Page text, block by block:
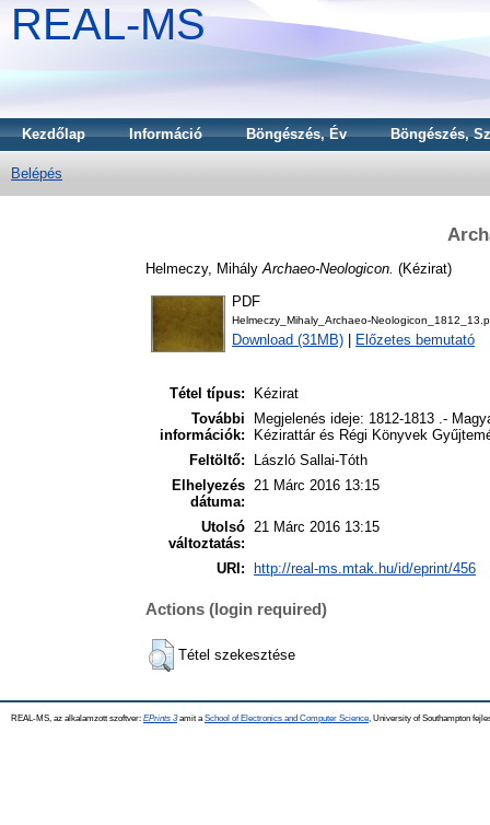
REAL-MS
Kezdőlap Információ Böngészés, Év Böngészés,
Belépés
Helmeczy, Mihály Archaeo-Neologicon. (Kézirat)
PDF
Helmeczy_Mihaly_Archaeo-
Download (31MB) Előzetes bemutató
Tétel típus:
Kézirat
További
információk:
Megjelenés ideje: 1812-1813 .-
Kézirattár és Régi Könyvek
Feltöltő:
László Sallai-Tóth
Elhelyezés
dátuma:
21 Márc 2016 13:15
Utolsó
változtatás:
21 Márc 2016 13:15
URI: http://real-ms.mtak.hu/id/eprint/456
Actions (login required)
Tétel szekesztése
REAL-MS, az alkalamzott szoftver: EPrints 3amit a School of Electronics and Computer Science , University of Southampton